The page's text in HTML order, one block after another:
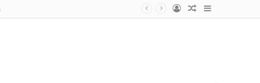
Sidebar
Random
Log